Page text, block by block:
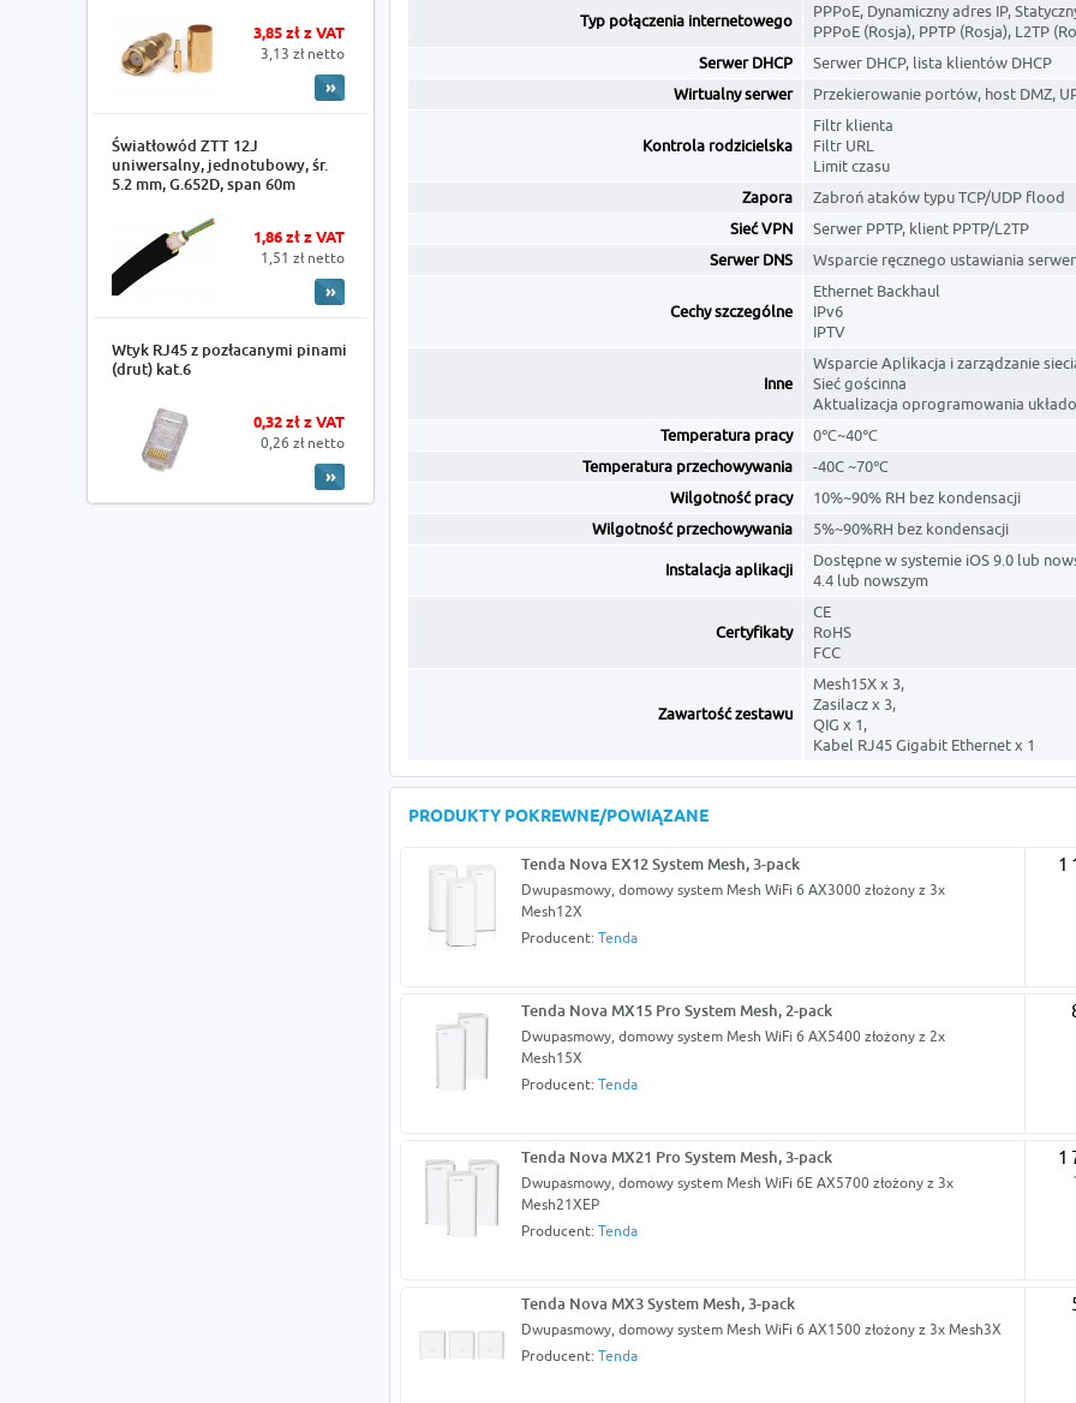
3,85 zł z VAT
3,13 zł netto
Światłowód ZTT 12J
uniwersalny, jednotubowy, śr.
5.2 mm, G.652D, span 60m
1,86 zł z VAT
1,51 zł netto
Wtyk RJ45 z pozłacanymi pinami
(drut) kat.6
0,32 zł z VAT
0,26 zł netto
Typ połączenia internetowego
PPPoE, Dynamiczny adres IP,
PPPoE (Rosja), PPTP (Rosja), L2TP
Serwer DHCP
Serwer DHCP, lista klientów DHCP
Wirtualny serwer
Przekierowanie portów, host DMZ,
Kontrola rodzicielska
Filtr klienta
Filtr URL
Limit czasu
Zapora
Zabroń ataków typu TCP/UDP flood
Sieć VPN
Serwer PPTP, klient PPTP/L2TP
Serwer DNS
Wsparcie ręcznego ustawiania
Cechy szczególne
Ethernet Backhaul
IPv6
IPTV
Inne
Wsparcie Aplikacja i zarządzanie
Sieć gościnna
Aktualizacja oprogramowania
Temperatura pracy
0℃~40℃
Temperatura przechowywania
-40C ~70℃
Wilgotność pracy
10%~90% RH bez kondensacji
Wilgotność przechowywania
5%~90%RH bez kondensacji
Instalacja aplikacji
Dostępne w systemie iOS 9.0 lub
4.4 lub nowszym
Certyfikaty
CE
RoHS
FCC
Zawartość zestawu
Mesh15X x 3,
Zasilacz x 3,
QIG x 1,
Kabel RJ45 Gigabit Ethernet x 1
PRODUKTY POKREWNE/POWIĄZANE
Tenda Nova EX12 System Mesh, 3-pack
Dwupasmowy, domowy system Mesh WiFi 6 AX3000 złożony z 3x
Mesh12X
Producent: Tenda
1
Tenda Nova MX15 Pro System Mesh, 2-pack
Dwupasmowy, domowy system Mesh WiFi 6 AX5400 złożony z 2x
Mesh15X
Producent: Tenda
Tenda Nova MX21 Pro System Mesh, 3-pack
Dwupasmowy, domowy system Mesh WiFi 6E AX5700 złożony z 3x
Mesh21XEP
Producent: Tenda
1
Tenda Nova MX3 System Mesh, 3-pack
Dwupasmowy, domowy system Mesh WiFi 6 AX1500 złożony z 3x Mesh3X
Producent: Tenda